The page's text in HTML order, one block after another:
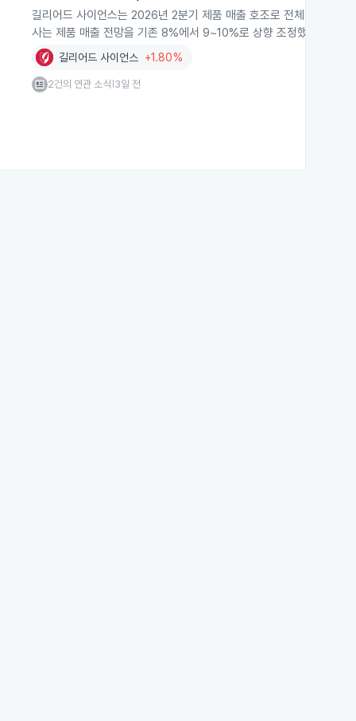
길리어드 사이언스는 2026년 2분기 제품 매출 호조로 전체 매출이
사는 제품 매출 전망을 기존 8%에서 9~10%로 상향 조정했습니다.
길리어드 사이언스 +1.80%
2건의 연관 소식 3일 전